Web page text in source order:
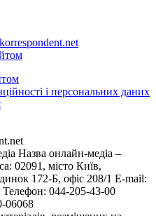
і персональних даних
Назва онлайн-медіа –
02091, місто Київ,
172-Б, офіс 208/1 E-mail:
Телефон: 044-205-43-00
06068